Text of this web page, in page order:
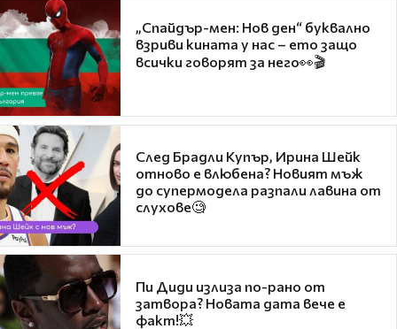
„Спайдър-мен: Нов ден“ буквално
взриви кината у нас – ето защо
всички говорят за него👀🎬
След Брадли Купър, Ирина Шейк
отново е влюбена? Новият мъж
до супермодела разпали лавина от
слухове🧐
Пи Диди излиза по-рано от
затвора? Новата дата вече е
факт!💥